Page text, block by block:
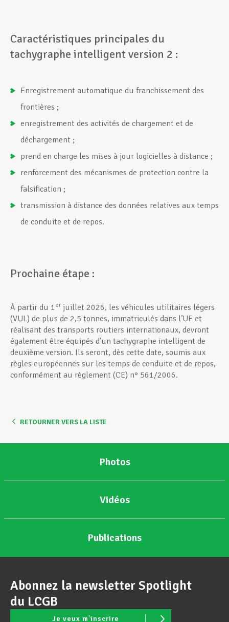
Caractéristiques principales du
tachygraphe intelligent version 2 :
Enregistrement automatique du franchissement des
frontières ;
enregistrement des activités de chargement et de
déchargement ;
prend en charge les mises à jour logicielles à distance ;
renforcement des mécanismes de protection contre la
falsification ;
transmission à distance des données relatives aux temps
de conduite et de repos.
Prochaine étape :
À partir du 1 er juillet 2026, les véhicules utilitaires légers
(VUL) de plus de 2,5 tonnes, immatriculés dans l’UE et
réalisant des transports routiers internationaux, devront
également être équipés d’un tachygraphe intelligent de
deuxième version. Ils seront, dès cette date, soumis aux
règles européennes sur les temps de conduite et de repos,
conformément au règlement (CE) n° 561/2006.
RETOURNER VERS LA LISTE
Photos
Vidéos
Publications
Abonnez la newsletter Spotlight
du LCGB
Je veux m'inscrire